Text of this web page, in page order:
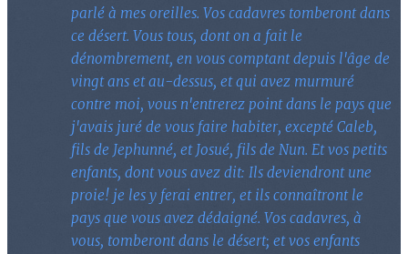
parlé à mes oreilles. Vos cadavres tomberont dans
ce désert. Vous tous, dont on a fait le
dénombrement, en vous comptant depuis l'âge de
vingt ans et au-dessus, et qui avez murmuré
contre moi, vous n'entrerez point dans le pays que
j'avais juré de vous faire habiter, excepté Caleb,
fils de Jephunné, et Josué, fils de Nun. Et vos petits
enfants, dont vous avez dit: Ils deviendront une
proie! je les y ferai entrer, et ils connaîtront le
pays que vous avez dédaigné. Vos cadavres, à
vous, tomberont dans le désert; et vos enfants